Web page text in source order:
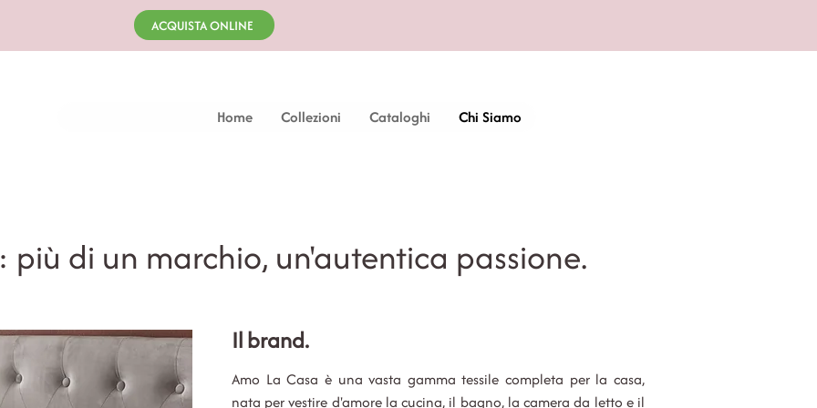
ACQUISTA ONLINE
Home Collezioni Cataloghi Chi Siamo
più di un marchio, un'autentica passione.
Il brand.
Amo La Casa è una vasta gamma tessile completa per la casa,
nata per vestire d'amore la cucina, il bagno, la camera da letto e il